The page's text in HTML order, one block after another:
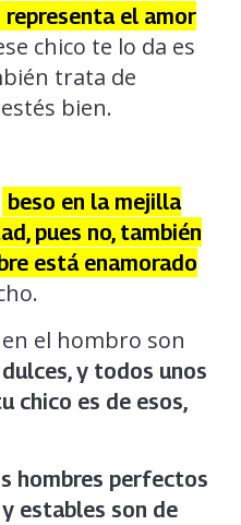
representa el amor
chico te lo da es
trata de
bien.
beso en la mejilla
pues no, también
está enamorado
el hombro son
y todos unos
chico es de esos,
hombres perfectos
estables son de